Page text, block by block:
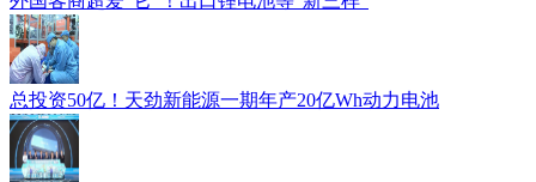
总投资50亿！天劲新能源一期年产20亿Wh动力电池